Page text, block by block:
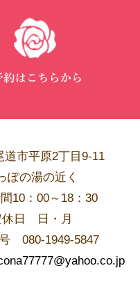
道市平原2丁目9-11
ぽの湯の近く
10：00～18：30
休日 日・月
080-1949-5847